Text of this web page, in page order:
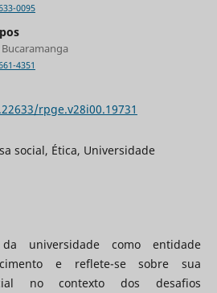
0095
4351
rpge.v28i00.19731
social, Ética, Universidade
universidade como entidade
e reflete-se sobre sua
no contexto dos desafios